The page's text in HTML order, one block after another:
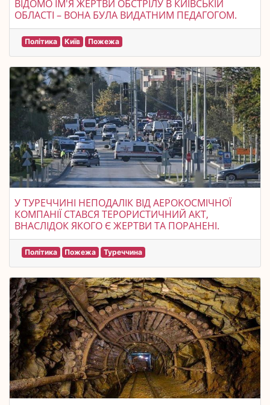
ВІДОМО ІМ'Я ЖЕРТВИ ОБСТРІЛУ В КИЇВСЬКІЙ
ОБЛАСТІ – ВОНА БУЛА ВИДАТНИМ ПЕДАГОГОМ.
Політика Київ Пожежа
У ТУРЕЧЧИНІ НЕПОДАЛІК ВІД АЕРОКОСМІЧНОЇ
КОМПАНІЇ СТАВСЯ ТЕРОРИСТИЧНИЙ АКТ,
ВНАСЛІДОК ЯКОГО Є ЖЕРТВИ ТА ПОРАНЕНІ.
Політика Пожежа Туреччина